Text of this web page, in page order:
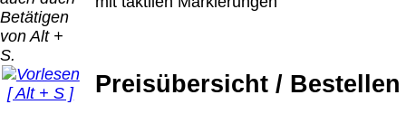
Betätigen
von Alt +
S.
[ Alt + S ] Preisübersicht / Bestellen
Der Versand erfolgt
Paket.
Lizenzschlüssel
und die